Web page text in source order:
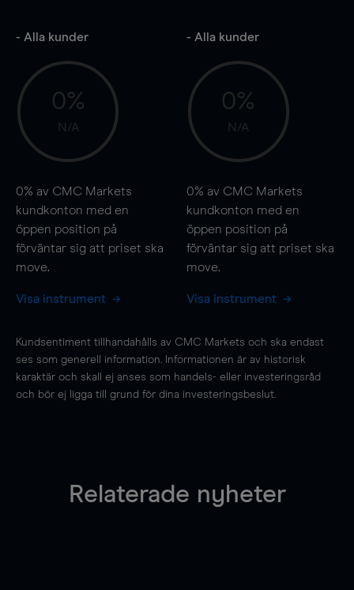
- Alla kunder
0%
N/A
0% av CMC Markets
kundkonton med en
öppen position på
förväntar sig att priset ska
move.
Visa instrument
- Alla kunder
0%
N/A
0% av CMC Markets
kundkonton med en
öppen position på
förväntar sig att priset ska
move.
Visa instrument
Kundsentiment tillhandahålls av CMC Markets och ska endast
ses som generell information. Informationen är av historisk
karaktär och skall ej anses som handels- eller investeringsråd
och bör ej ligga till grund för dina investeringsbeslut.
Relaterade nyheter